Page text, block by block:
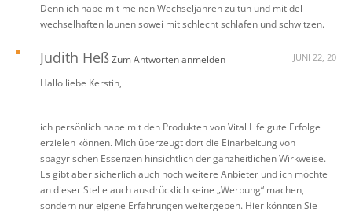
Denn ich habe mit meinen Wechseljahren zu tun und mit del
wechselhaften launen sowei mit schlecht schlafen und schwitzen.
Judith HeßZum Antworten anmelden JUNI 22, 20
Hallo liebe Kerstin,
ich persönlich habe mit den Produkten von Vital Life gute Erfolge
erzielen können. Mich überzeugt dort die Einarbeitung von
spagyrischen Essenzen hinsichtlich der ganzheitlichen Wirkweise.
Es gibt aber sicherlich auch noch weitere Anbieter und ich möchte
an dieser Stelle auch ausdrücklich keine „Werbung“ machen,
sondern nur eigene Erfahrungen weitergeben. Hier könnten Sie